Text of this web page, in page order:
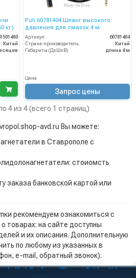
кг)
Китай
Puli 60781404 Шланг высокого
давления для смазок 4 м
Артикул
60781404
Страна-производитель
Китай
Габариты (ДхШхВ)
длина 4 м
Цена
Запрос цены
4 из 4 (всего 1 страниц)
avd.ru Вы можете:
в Ставрополе с
стоиомсть
заказа банковской картой или
рекомендуем ознакомиться с
товарах: на сайте доступны
и их описания. Дополнительную
по любому из указанных в
e-mail, обратный звонок).